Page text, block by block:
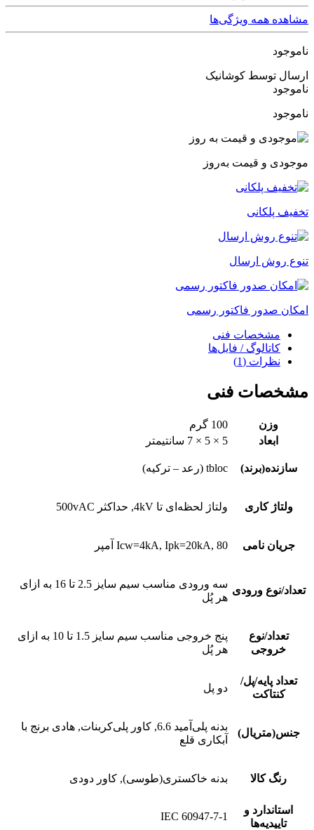
مشاهده همه ویژگی‌ها
ناموجود
ارسال توسط کوشانیک
ناموجود
ناموجود
موجودی و قیمت به‌روز
تخفیف پلکانی
تنوع روش ارسال
امکان صدور فاکتور رسمی
مشخصات فنی
کاتالوگ / فایل‌ها
نظرات (1)
مشخصات فنی
وزن
100 گرم
ابعاد
5 × 5 × 7 سانتیمتر
سازنده(برند) tbloc (رعد – ترکیه)
ولتاژ کاری ولتاژ لحظه‌ای تا 4kV, حداکثر 500vAC
جریان نامی Icw=4kA, Ipk=20kA, 80 آمپر
تعداد/نوع ورودی
سه ورودی مناسب سیم سایز 2.5 تا 16 به ازای
هر پُل
تعداد/نوع
خروجی
پنج خروجی مناسب سیم سایز 1.5 تا 10 به ازای
هر پُل
تعداد پایه/پل/
کنتاکت
دو پل
جنس(متریال)
بدنه پلی‌آمید 6.6, کاور پلی‌کربنات, هادی برنج با
آبکاری قلع
رنگ کالا بدنه خاکستری(طوسی), کاور دودی
استاندارد و
تاییدیه‌ها
IEC 60947-7-1